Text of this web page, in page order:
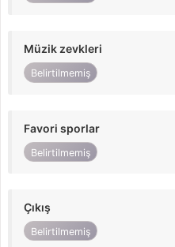
Müzik zevkleri
Belirtilmemiş
Favori sporlar
Belirtilmemiş
Çıkış
Belirtilmemiş